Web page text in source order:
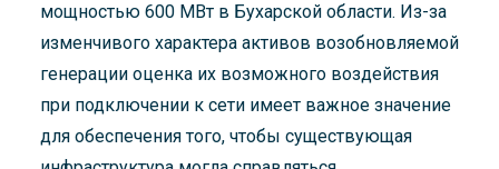
мощностью 600 МВт в Бухарской области. Из-за
изменчивого характера активов возобновляемой
генерации оценка их возможного воздействия
при подключении к сети имеет важное значение
для обеспечения того, чтобы существующая